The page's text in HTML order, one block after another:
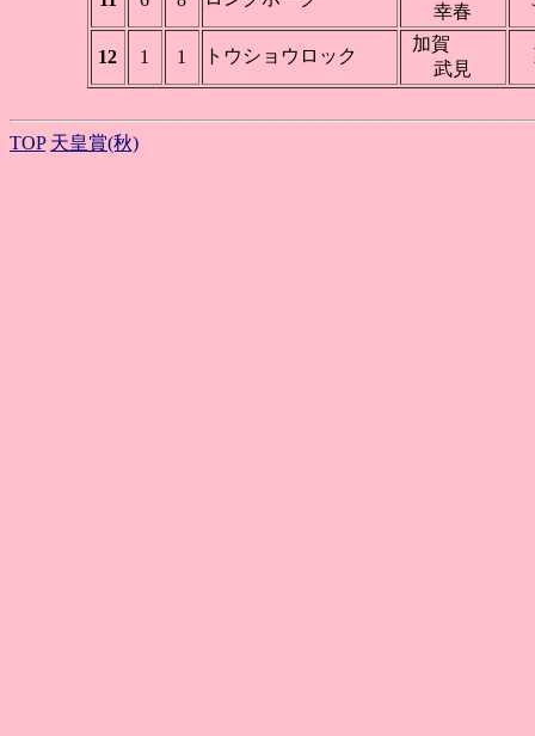
幸春
12 1 1 トウショウロック
加賀
武見
TOP 天皇賞(秋)